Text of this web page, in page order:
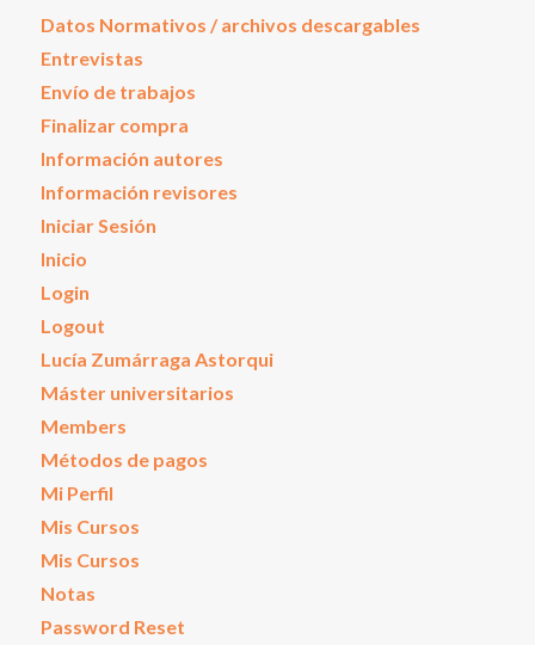
Datos Normativos / archivos descargables
Entrevistas
Envío de trabajos
Finalizar compra
Información autores
Información revisores
Iniciar Sesión
Inicio
Login
Logout
Lucía Zumárraga Astorqui
Máster universitarios
Members
Métodos de pagos
Mi Perfil
Mis Cursos
Mis Cursos
Notas
Password Reset